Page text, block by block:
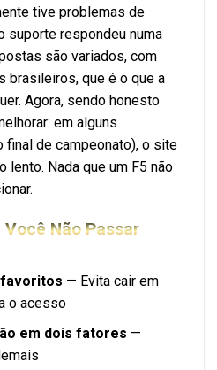
tive problemas de
suporte respondeu numa
são variados, com
brasileiros, que é o que a
Agora, sendo honesto
em alguns
de campeonato), o site
lento. Nada que um F5 não
Não Passar
— Evita cair em
o acesso
em dois fatores —